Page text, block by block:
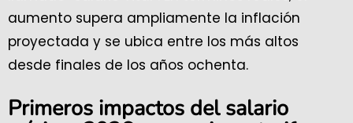
aumento supera ampliamente la inflación
proyectada y se ubica entre los más altos
desde finales de los años ochenta.
Primeros impactos del salario